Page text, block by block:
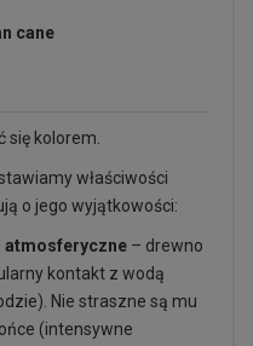
cane
się kolorem.
właściwości
o jego wyjątkowości:
atmosferyczne – drewno
kontakt z wodą
Nie straszne są mu
(intensywne